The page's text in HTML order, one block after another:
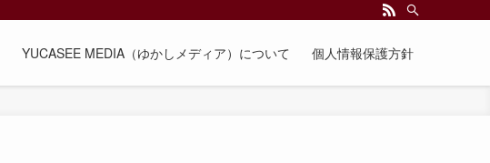
YUCASEE MEDIA（ゆかしメディア）について 個人情報保護方針